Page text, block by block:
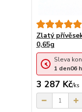
Zlatý
0,65g
3 287 Kč/ks
Sleva
1 den06